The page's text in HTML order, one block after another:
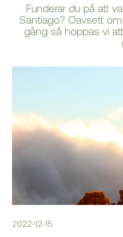
Funderar du på att
Santiago? Oavsett
gång så hoppas vi
2022-12-15